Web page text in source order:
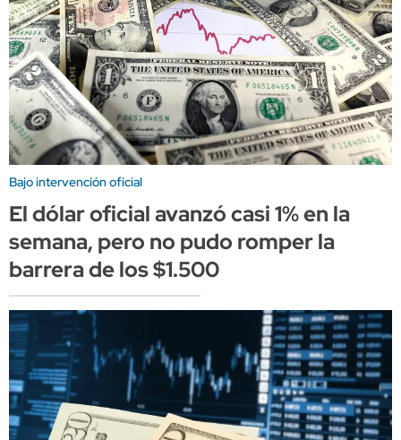
Bajo intervención oficial
El dólar oficial avanzó casi 1% en la
semana, pero no pudo romper la
barrera de los $1.500